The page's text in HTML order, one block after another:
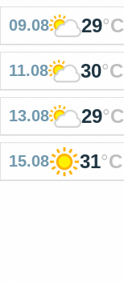
09.08 29°C
11.08 30°C
13.08 29°C
15.08 31°C